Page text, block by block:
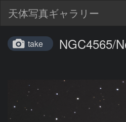
天体写真ギャラリー
take NGC4565/